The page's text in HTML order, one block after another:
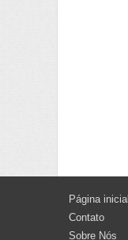
Página inicial
Contato
Sobre Nós